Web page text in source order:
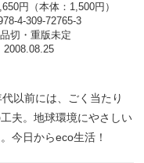
円（本体：1,500円）
4-309-72765-3
切・重版未定
2008.08.25
以前には、ごく当たり
夫。地球環境にやさしい
今日からeco生活！